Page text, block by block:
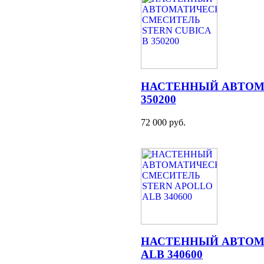
НАСТЕННЫЙ
350200
72 000 руб.
НАСТЕННЫЙ
ALB 340600